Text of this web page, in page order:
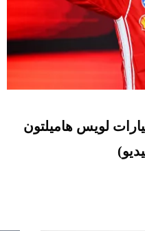
لويس هاميلتون